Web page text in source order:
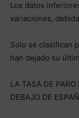
Los datos
variaciones,
Solo se clasifican
han dejado su
LA TASA DE
DEBAJO DE